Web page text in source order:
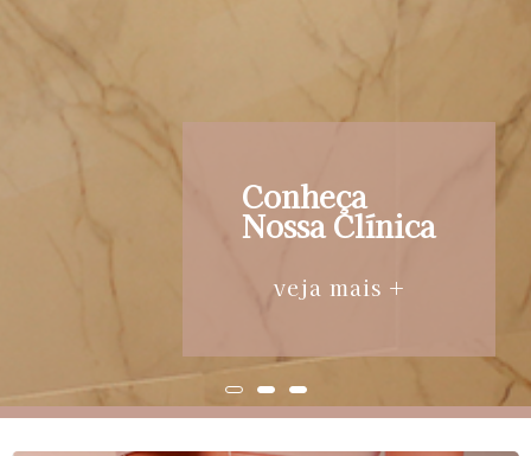
Conheça
Nossa Clínica
veja mais +